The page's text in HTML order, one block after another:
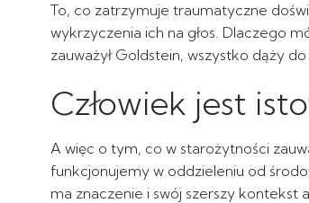
To, co zatrzymuje traumatyczne
wykrzyczenia ich na głos. Dlaczego
zauważył Goldstein, wszystko dąży
Człowiek jest
A więc o tym, co w starożytności
funkcjonujemy w oddzieleniu od
ma znaczenie i swój szerszy